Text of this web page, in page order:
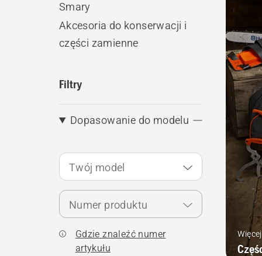
Smary
Akcesoria do konserwacji i
części zamienne
Filtry
Dopasowanie do modelu
Twój model
Numer produktu
Gdzie znaleźć numer
artykułu